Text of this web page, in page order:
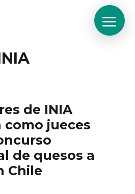
de INIA
jueces
de quesos a
Chile